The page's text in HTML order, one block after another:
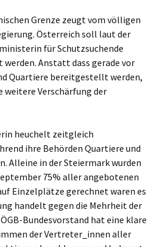
Grenze zeugt vom völligen
Österreich soll laut der
für Schutzsuchende
Anstatt dass gerade vor
Quartiere bereitgestellt werden,
weitere Verschärfung der
heuchelt zeitgleich
ihre Behörden Quartiere und
Alleine in der Steiermark wurden
75% aller angebotenen
Einzelplätze gerechnet waren es
handelt gegen die Mehrheit der
Bundesvorstand hat eine klare
der Vertreter_innen aller